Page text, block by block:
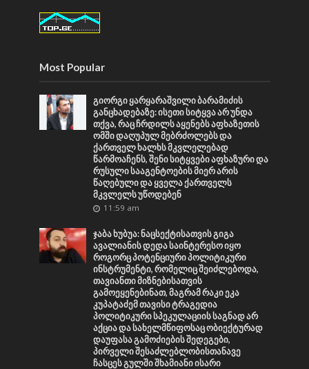
Most Popular
გიორგი ყარყარაშვილი ბარამიძის
განცხადებაზე: ისეთი სიტყვა არ უნდა
თქვა, რაც ჩრდილს აყენებს აფხაზეთის
ომში დაღუპულ მებრძოლებს და
ქართველ ხალხს მკვლელებად
წარმოაჩენს, შენი სიტყვები აფხაზური და
რუსული სააგენტოების მიერ არის
წაღებული და ყველა ქართველს
მკვლელს უწოდებენ
11:59 am
ჯაბა ხუბუა: ნაცსექტისათვის გიგა
ავალიანის დედა საინტერესო იყო
როგორც პოტენციური პოლიტიკური
ინსტრუმენტი, რომელიც შეიძლებოდა,
თავიანთი მიზნებისათვის
გამოეყენებინათ, მაგრამ რაკი ეკა
კუპატაძემ თავისი ტრაგედია
პოლიტიკური სპეკულაციის საგნად არ
აქცია და სახელმწიფოსაც ობიექტურად
დაუფასა გამოძიების შედეგები,
პირველი შესაძლებლობისთანავე
ჩასცეს გულში შხამიანი ისარი